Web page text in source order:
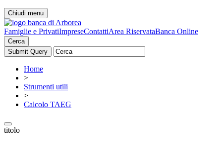
Chiudi menu
Famiglie e PrivatiImpreseContattiArea RiservataBanca Online
Cerca
Home
>
Strumenti utili
>
Calcolo TAEG
titolo